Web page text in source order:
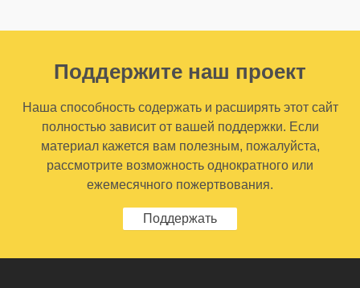
Поддержите наш проект
Наша способность содержать и расширять этот сайт
полностью зависит от вашей поддержки. Если
материал кажется вам полезным, пожалуйста,
рассмотрите возможность однократного или
ежемесячного пожертвования.
Поддержать